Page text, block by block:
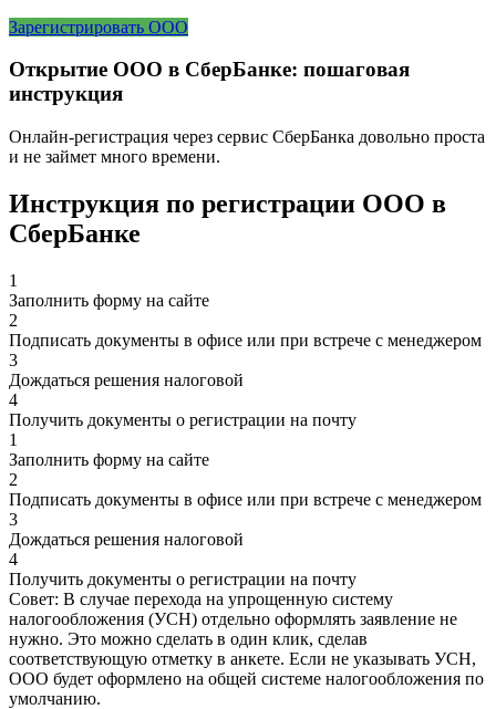
Зарегистрировать ООО
Открытие ООО в СберБанке: пошаговая
инструкция
Онлайн-регистрация через сервис СберБанка довольно проста
и не займет много времени.
Инструкция по регистрации ООО в
СберБанке
1
Заполнить форму на сайте
2
Подписать документы в офисе или при встрече с менеджером
3
Дождаться решения налоговой
4
Получить документы о регистрации на почту
1
Заполнить форму на сайте
2
Подписать документы в офисе или при встрече с менеджером
3
Дождаться решения налоговой
4
Получить документы о регистрации на почту
Совет: В случае перехода на упрощенную систему
налогообложения (УСН) отдельно оформлять заявление не
нужно. Это можно сделать в один клик, сделав
соответствующую отметку в анкете. Если не указывать УСН,
ООО будет оформлено на общей системе налогообложения по
умолчанию.